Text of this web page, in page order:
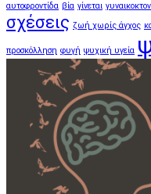
αυτοφροντίδα βία γίνεται
σχέσεις ζωή χωρίς άγχος
προσκόλληση φυγή ψυχική υγεία